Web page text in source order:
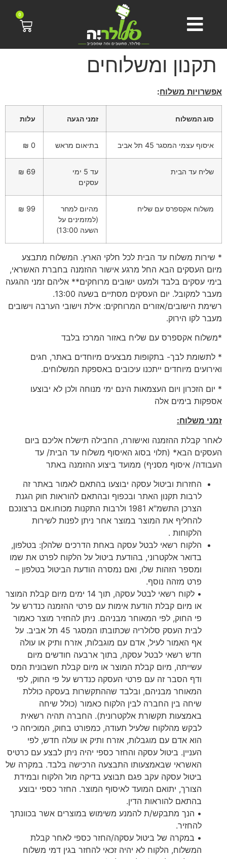
0
תקנון ומשלוחים
אפשרויות משלוח:
סוג המשלוח זמני הגעה עלות
איסוף עצמי המסגר 45 תל אביב בתיאום מראש 0 ₪
שליח עד הבית
עד 5 ימי
עסקים
69 ₪
משלוח אקספרס עם שליח
מהיום למחר
(למזמינים על
השעה 13:00)
99 ₪
* שירות משלוח עד הבית לכל חלקי הארץ. המשלוח מתבצע
מיום העסקים הבא החל מרגע אישור ההזמנה בחברת האשראי,
בימי עסקים בלבד ולמעט ישובים מרוחקים** אליהם זמני ההגעה
מעבר למקובל. יום העסקים מסתיים בשעה 13:00.
רשימת הישובים/אזורים המרוחקים: אילת וישובי הערבה וישובים
מעבר לקו הירוק.
*משלוח אקספרס עם שליח באזור המרכז בלבד
* לתשומת לבך- בתקופות מבצעים מיוחדים באתר, חגים
ואירועים מיוחדים ייתכנו עיכובים באספקת המשלוחים.
* יום הזכרון ויום העצמאות הינם ימי מנוחה ולכן לא יבוצעו
אספקות בימים אלה
זמני משלוח:
לאחר קבלת ההזמנה ואישורה, החבילה תישלח אליכם ביום
העסקים הבא* (תלוי בסוג האיסוף משלוח עד הבית/ עד
העבודה/ איסוף מסניף) ממועד ביצוע ההזמנה באתר
החזרות וביטול עסקה יבוצעו בהתאם לאמור באתר זה
לרבות תקנון האתר ובכפוף ובהתאם להוראות חוק הגנת
הצרכן התשמ"א 1981 ולרבות התקנות מכוחו.אם ברצונכם
להחליף את המוצר במוצר אחר ניתן לפנות לשירות
הלקוחות .
הלקוח רשאי לבטל עסקה באחת הדרכים שלהלן: בטלפון,
בדואר אלקטרוני, בהודעת ביטול על הלקוח לפרט את שמו
ומספר הזהות שלו, ואם נמסרה הודעת הביטול בטלפון –
פרט מזהה נוסף.
• לקוח רשאי לבטל עסקה, תוך 14 ימים מיום קבלת המוצר
או מיום קבלת הודעת אימות עם פרטי ההזמנה כנדרש על
פי החוק, לפי המאוחר מבניהם. ניתן להחזיר מוצר כאמור
לבית העסק סלולריה שכתובתו המסגר 45 תל אביב. על
אף האמור לעיל, אדם עם מוגבלות, אזרח ותיק או עולה
חדש רשאי לבטל עסקה, בתוך ארבעה חודשים מיום
עשייתה, מיום קבלת המוצר או מיום קבלת חשבונית המס
ודף הסבר זה עם פרטי העסקה כנדרש על פי החוק, לפי
המאוחר מבניהם, ובלבד שההתקשרות בעסקה כוללת
שיחה בין החברה לבין הלקוח כאמור (כולל שיחה
באמצעות תקשורת אלקטרונית). החברה תהיה רשאית
לבקש מהלקוח שלעיל תעודה, כמפורט בחוק, המוכיחה כי
הוא אדם עם מוגבלות, אזרח ותיק או עולה חדש, לפי
העניין. ביטול עסקה והחזר כספי יהיה ניתן לבצע עם כרטיס
האשראי שבאמצעותו התבצעה הרכישה בלבד. במקרה של
ביטול עסקה עקב פגם תבוצע בדיקה מול הלקוח ובמידת
הצורך, יתואם המועד לאיסוף המוצר. החזר כספי יבוצע
בהתאם להוראות הדין.
• הנך מתבקש/ת להמנע משימוש במוצרים אשר בכוונתך
להחזיר.
• במקרה של ביטול עסקה/החזר כספי לאחר קבלת
המשלוח, הלקוח לא יהיה זכאי להחזר בגין דמי משלוח